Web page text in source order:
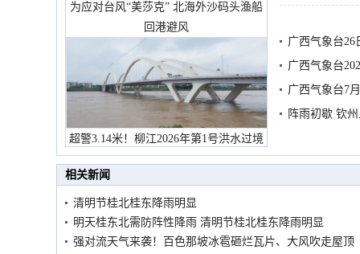
为应对台风“美莎克” 北海外沙码头渔船
回港避风
超警3.14米！柳江2026年第1号洪水过境
市民在堤岸见证汛况
有较强降雨
广西气象台26
广西气象台
预警
广西气象台7
阵雨初歇 钦
相关新闻
清明节桂北桂东降雨明显
明天桂东北需防阵性降雨 清明节桂北桂东降雨明显
强对流天气来袭！百色那坡冰雹砸烂瓦片、大风吹走屋顶